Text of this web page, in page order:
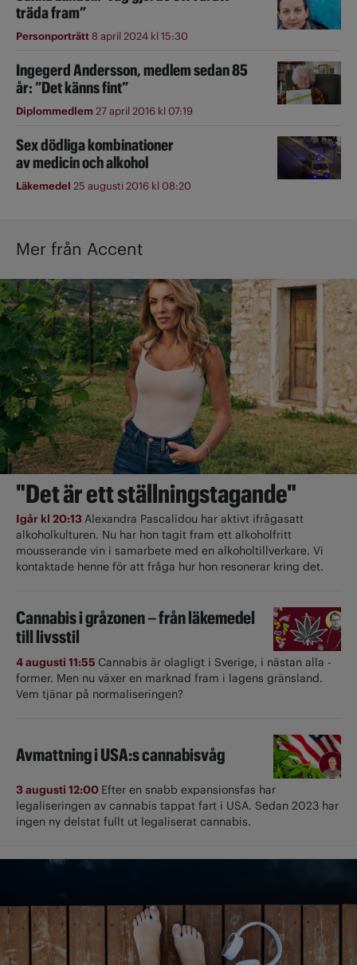
träda fram”
Personporträtt8 april 2024 kl 15:30
Ingegerd Andersson, medlem sedan 85
år: ”Det känns fint”
Diplommedlem27 april 2016 kl 07:19
Sex dödliga kombinationer
av medicin och alkohol
Läkemedel 25 augusti 2016 kl 08:20
Mer från Accent
"Det är ett ställningstagande"
Igår kl 20:13Alexandra Pascalidou har aktivt ifrågasatt
alkoholkulturen. Nu har hon tagit fram ett alkoholfritt
mousserande vin i samarbete med en alkoholtillverkare. Vi
kontaktade henne för att fråga hur hon resonerar kring det.
Cannabis i gråzonen – från läkemedel
till livsstil
4 augusti 11:55 Cannabis är olagligt i ­Sverige, i nästan alla ­
former. Men nu växer en marknad fram i lagens gränsland.
Vem tjänar på normaliseringen?
Avmattning i USA:s cannabisvåg
3 augusti 12:00 Efter en snabb expansionsfas har
legaliseringen av cannabis tappat fart i USA. Sedan 2023 har
ingen ny delstat fullt ut ­legaliserat cannabis.